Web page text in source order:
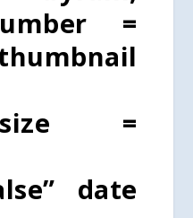
=
=
date